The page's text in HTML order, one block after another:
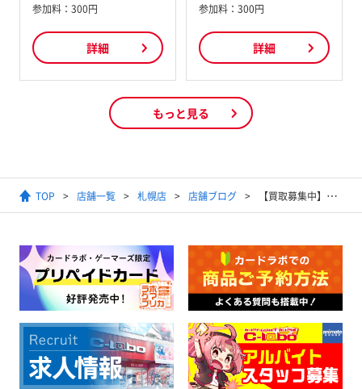
参加料： 300円
詳細
参加料： 300円
詳細
もっと見る
TOP 店舗一覧 札幌店 店舗ブログ 【買取募集中】ヴァイスシュヴァルツ 買取情報 4/4更新